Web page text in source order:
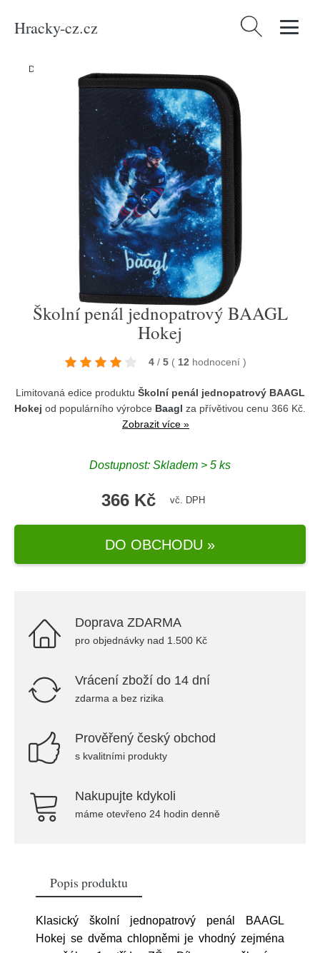
Hracky-cz.cz Vyhledávání
Domů
Školní penál jednopatrový BAAGL
Hokej
4 / 5 ( 12 hodnocení )
Limitovaná edice produktu Školní penál jednopatrový BAAGL
Hokej od populárního výrobce Baagl za přívětivou cenu 366 Kč.
Zobrazit více »
Dostupnost: Skladem > 5 ks
366 Kč vč. DPH
DO OBCHODU »
Doprava ZDARMA
pro objednávky nad 1.500 Kč
Vrácení zboží do 14 dní
zdarma a bez rizika
Prověřený český obchod
s kvalitními produkty
Nakupujte kdykoli
máme otevřeno 24 hodin denně
Popis produktu
Klasický školní jednopatrový penál BAAGL
Hokej se dvěma chlopněmi je vhodný zejména